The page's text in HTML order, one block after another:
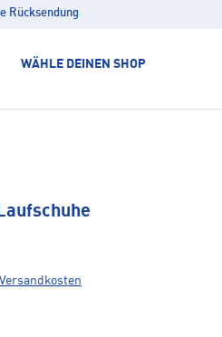
Rücksendung
WÄHLE DEINEN SHOP
Versandkosten